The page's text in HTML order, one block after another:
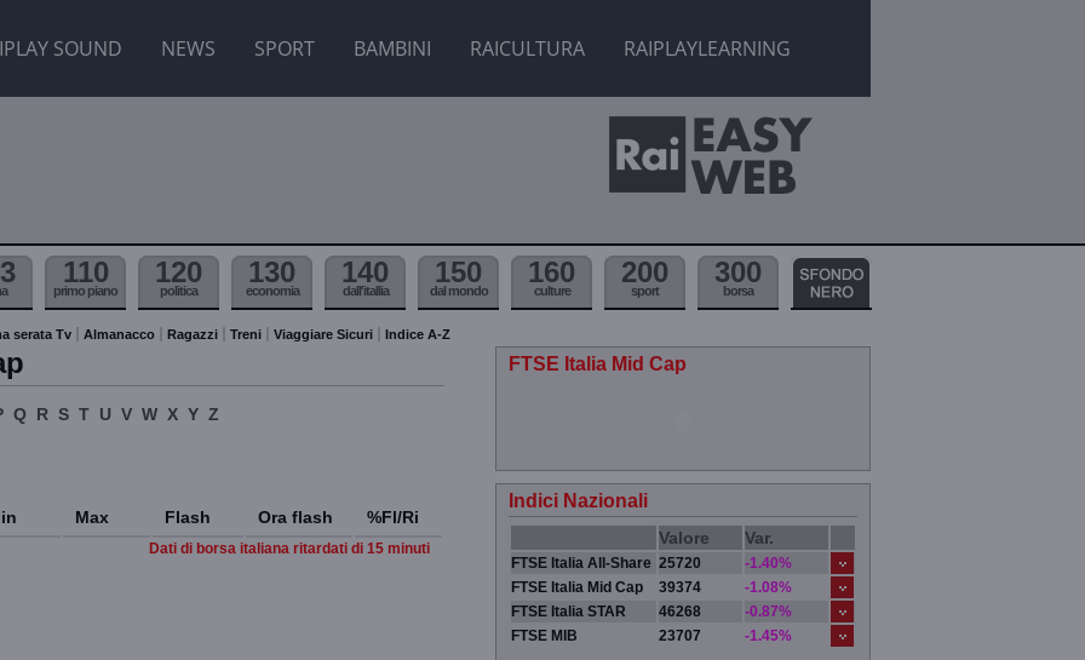
SOUND NEWS SPORT BAMBINI RAICULTURA RAIPLAYLEARNING
110
primo piano
120
politica
130
economia
140
dall'itallia
150
dal mondo
160
culture
200
sport
300
borsa
serata Tv Almanacco Ragazzi Treni Viaggiare Sicuri Indice A-Z
Q R S T U V W X Y Z
Max Flash Ora flash %Fl/Ri
Dati di borsa italiana ritardati di 15 minuti
FTSE Italia Mid Cap
Indici Nazionali
Valore Var.
FTSE Italia All-Share 25720
-1.40%
FTSE Italia Mid Cap
39374
-1.08%
FTSE Italia STAR
46268
-0.87%
FTSE MIB
23707 -1.45%